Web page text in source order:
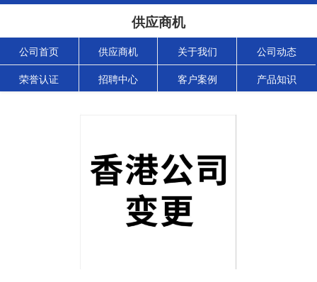
供应商机
公司首页 供应商机 关于我们 公司动态
荣誉认证 招聘中心 客户案例 产品知识